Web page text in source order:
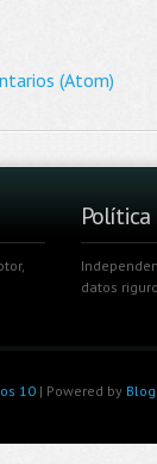
(Atom)
datos
10 | Powered by